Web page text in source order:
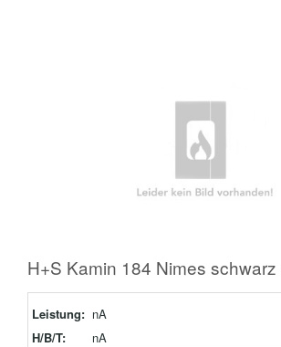
H+S Kamin 184 Nimes schwarz
Leistung: nA
H/B/T:
nA